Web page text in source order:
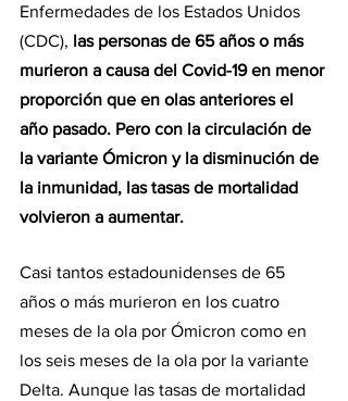
Enfermedades de los Estados Unidos
(CDC), las personas de 65 años o más
murieron a causa del Covid-19 en menor
proporción que en olas anteriores el
año pasado. Pero con la circulación de
la variante Ómicron y la disminución de
la inmunidad, las tasas de mortalidad
volvieron a aumentar.
Casi tantos estadounidenses de 65
años o más murieron en los cuatro
meses de la ola por Ómicron como en
los seis meses de la ola por la variante
Delta. Aunque las tasas de mortalidad